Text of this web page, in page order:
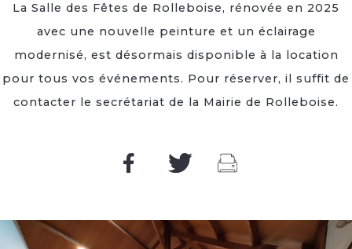
La Salle des Fêtes de Rolleboise, rénovée en 2025
avec une nouvelle peinture et un éclairage
modernisé, est désormais disponible à la location
pour tous vos événements. Pour réserver, il suffit de
contacter le secrétariat de la Mairie de Rolleboise.